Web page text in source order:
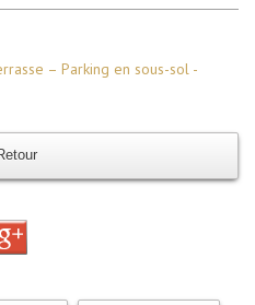
– Parking en sous-sol -